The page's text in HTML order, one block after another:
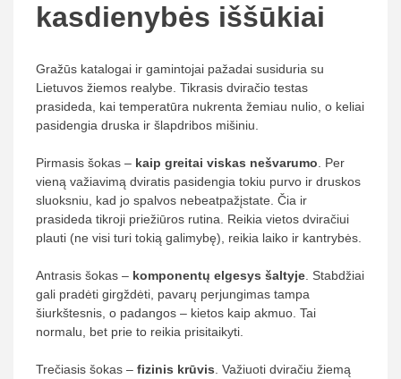
kasdienybės iššūkiai
Gražūs katalogai ir gamintojai pažadai susiduria su
Lietuvos žiemos realybe. Tikrasis dviračio testas
prasideda, kai temperatūra nukrenta žemiau nulio, o keliai
pasidengia druska ir šlapdribos mišiniu.
Pirmasis šokas – kaip greitai viskas nešvarumo . Per
vieną važiavimą dviratis pasidengia tokiu purvo ir druskos
sluoksniu, kad jo spalvos nebeatpažįstate. Čia ir
prasideda tikroji priežiūros rutina. Reikia vietos dviračiui
plauti (ne visi turi tokią galimybę), reikia laiko ir kantrybės.
Antrasis šokas – komponentų elgesys šaltyje . Stabdžiai
gali pradėti girgždėti, pavarų perjungimas tampa
šiurkštesnis, o padangos – kietos kaip akmuo. Tai
normalu, bet prie to reikia prisitaikyti.
Trečiasis šokas – fizinis krūvis . Važiuoti dviračiu žiemą